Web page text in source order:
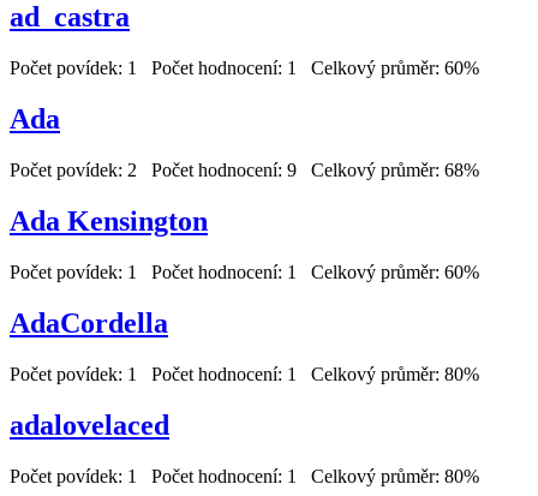
ad_castra
Počet povídek: 1 Počet hodnocení: 1 Celkový průměr: 60%
Ada
Počet povídek: 2 Počet hodnocení: 9 Celkový průměr: 68%
Ada Kensington
Počet povídek: 1 Počet hodnocení: 1 Celkový průměr: 60%
AdaCordella
Počet povídek: 1 Počet hodnocení: 1 Celkový průměr: 80%
adalovelaced
Počet povídek: 1 Počet hodnocení: 1 Celkový průměr: 80%